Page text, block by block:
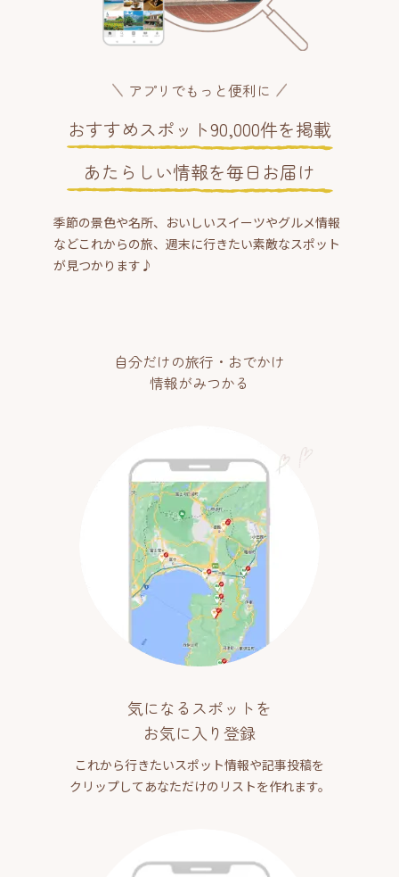
アプリでもっと便利に
おすすめスポット90,000件を掲載
あたらしい情報を毎日お届け
季節の景色や名所、おいしいスイーツやグルメ情報
などこれからの旅、週末に行きたい素敵なスポット
が見つかります♪
自分だけの旅行・おでかけ
情報がみつかる
気になるスポットを
お気に入り登録
これから行きたいスポット情報や記事投稿を
クリップしてあなただけのリストを作れます。